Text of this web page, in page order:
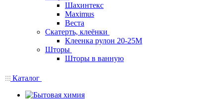
Шахинтекс
Maximus
Веста
Скатерть, клеёнки
Клеенка рулон 20-25М
Шторы
Шторы в ванную
Каталог